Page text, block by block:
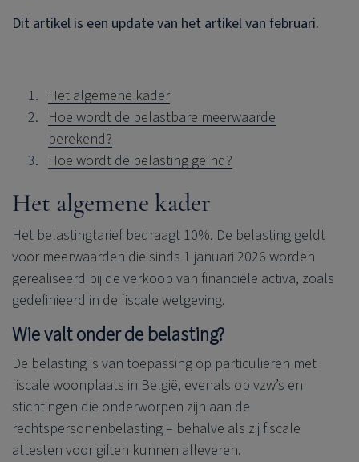
Dit artikel is een update van het artikel van februari.
Het algemene kader
Hoe wordt de belastbare meerwaarde
berekend?
Hoe wordt de belasting geïnd?
Het algemene kader
Het belastingtarief bedraagt 10%. De belasting geldt
voor meerwaarden die sinds 1 januari 2026 worden
gerealiseerd bij de verkoop van financiële activa, zoals
gedefinieerd in de fiscale wetgeving.
Wie valt onder de belasting?
De belasting is van toepassing op particulieren met
fiscale woonplaats in België, evenals op vzw’s en
stichtingen die onderworpen zijn aan de
rechtspersonenbelasting – behalve als zij fiscale
attesten voor giften kunnen afleveren.